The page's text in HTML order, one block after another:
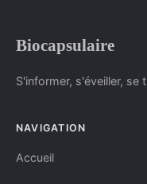
Biocapsulaire
S'informer, s'éveiller, se
NAVIGATION
Accueil